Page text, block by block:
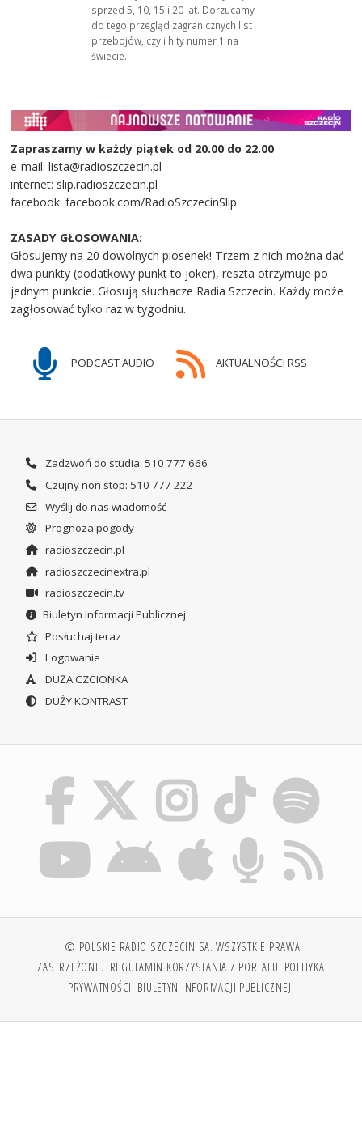
sprzed 5, 10, 15 i 20 lat. Dorzucamy
do tego przegląd zagranicznych list
przebojów, czyli hity numer 1 na
świecie.
Zapraszamy w każdy piątek od 20.00 do 22.00
e-mail: lista@radioszczecin.pl
internet: slip.radioszczecin.pl
facebook: facebook.com/RadioSzczecinSlip
ZASADY GŁOSOWANIA:
Głosujemy na 20 dowolnych piosenek! Trzem z nich można dać
dwa punkty (dodatkowy punkt to joker), reszta otrzymuje po
jednym punkcie. Głosują słuchacze Radia Szczecin. Każdy może
zagłosować tylko raz w tygodniu.
PODCAST AUDIO AKTUALNOŚCI RSS
Zadzwoń do studia: 510 777 666
Czujny non stop: 510 777 222
Wyślij do nas wiadomość
Prognoza pogody
radioszczecin.pl
radioszczecinextra.pl
radioszczecin.tv
Biuletyn Informacji Publicznej
Posłuchaj teraz
Logowanie
DUŻA CZCIONKA
DUŻY KONTRAST
© POLSKIE RADIO SZCZECIN SA. WSZYSTKIE PRAWA
ZASTRZEŻONE. REGULAMIN KORZYSTANIA Z PORTALU POLITYKA
PRYWATNOŚCI BIULETYN INFORMACJI PUBLICZNEJ